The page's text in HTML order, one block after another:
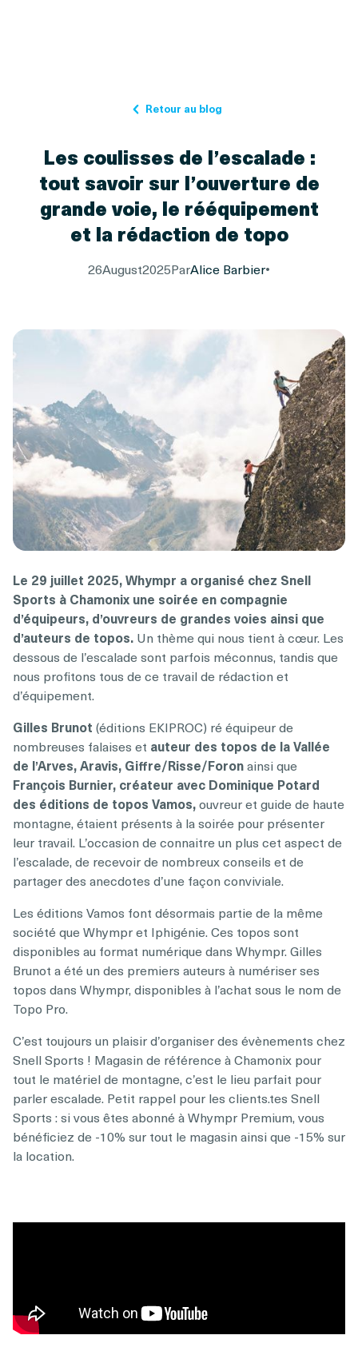
Retour au blog
Les coulisses de l’escalade :
tout savoir sur l’ouverture de
grande voie, le rééquipement
et la rédaction de topo
ParAlice Barbier•
26August2025
Le 29 juillet 2025, Whympr a organisé chez Snell
Sports à Chamonix une soirée en compagnie
d’équipeurs, d’ouvreurs de grandes voies ainsi que
d’auteurs de topos. Un thème qui nous tient à cœur. Les
dessous de l’escalade sont parfois méconnus, tandis que
nous profitons tous de ce travail de rédaction et
d’équipement.
Gilles Brunot (éditions EKIPROC) ré équipeur de
nombreuses falaises et auteur des topos de la Vallée
de l’Arves, Aravis, Giffre/Risse/Foronainsi que
François Burnier, créateur avec Dominique Potard
des éditions de topos Vamos,ouvreur et guide de haute
montagne, étaient présents à la soirée pour présenter
leur travail. L’occasion de connaitre un plus cet aspect de
l’escalade, de recevoir de nombreux conseils et de
partager des anecdotes d’une façon conviviale.
Les éditions Vamos font désormais partie de la même
société que Whympr et Iphigénie. Ces topos sont
disponibles au format numérique dans Whympr. Gilles
Brunot a été un des premiers auteurs à numériser ses
topos dans Whympr, disponibles à l’achat sous le nom de
Topo Pro.
C’est toujours un plaisir d’organiser des évènements chez
Snell Sports ! Magasin de référence à Chamonix pour
tout le matériel de montagne, c’est le lieu parfait pour
parler escalade. Petit rappel pour les clients.tes Snell
Sports : si vous êtes abonné à Whympr Premium, vous
bénéficiez de -10% sur tout le magasin ainsi que -15% sur
la location.